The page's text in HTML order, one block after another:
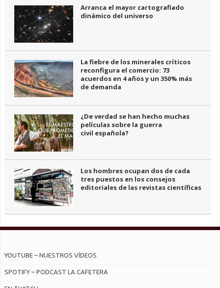
Arranca el mayor cartografiado
dinámico del universo
La fiebre de los minerales críticos
reconfigura el comercio: 73
acuerdos en 4 años y un 350% más
de demanda
¿De verdad se han hecho muchas
películas sobre la guerra
civil española?
Los hombres ocupan dos de cada
tres puestos en los consejos
editoriales de las revistas científicas
YOUTUBE – NUESTROS VÍDEOS
SPOTIFY – PODCAST LA CAFETERA